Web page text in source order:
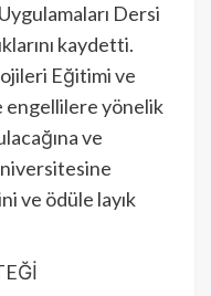
Dersi
kaydetti.
Eğitimi ve
engellilere yönelik
ve
ve ödüle layık